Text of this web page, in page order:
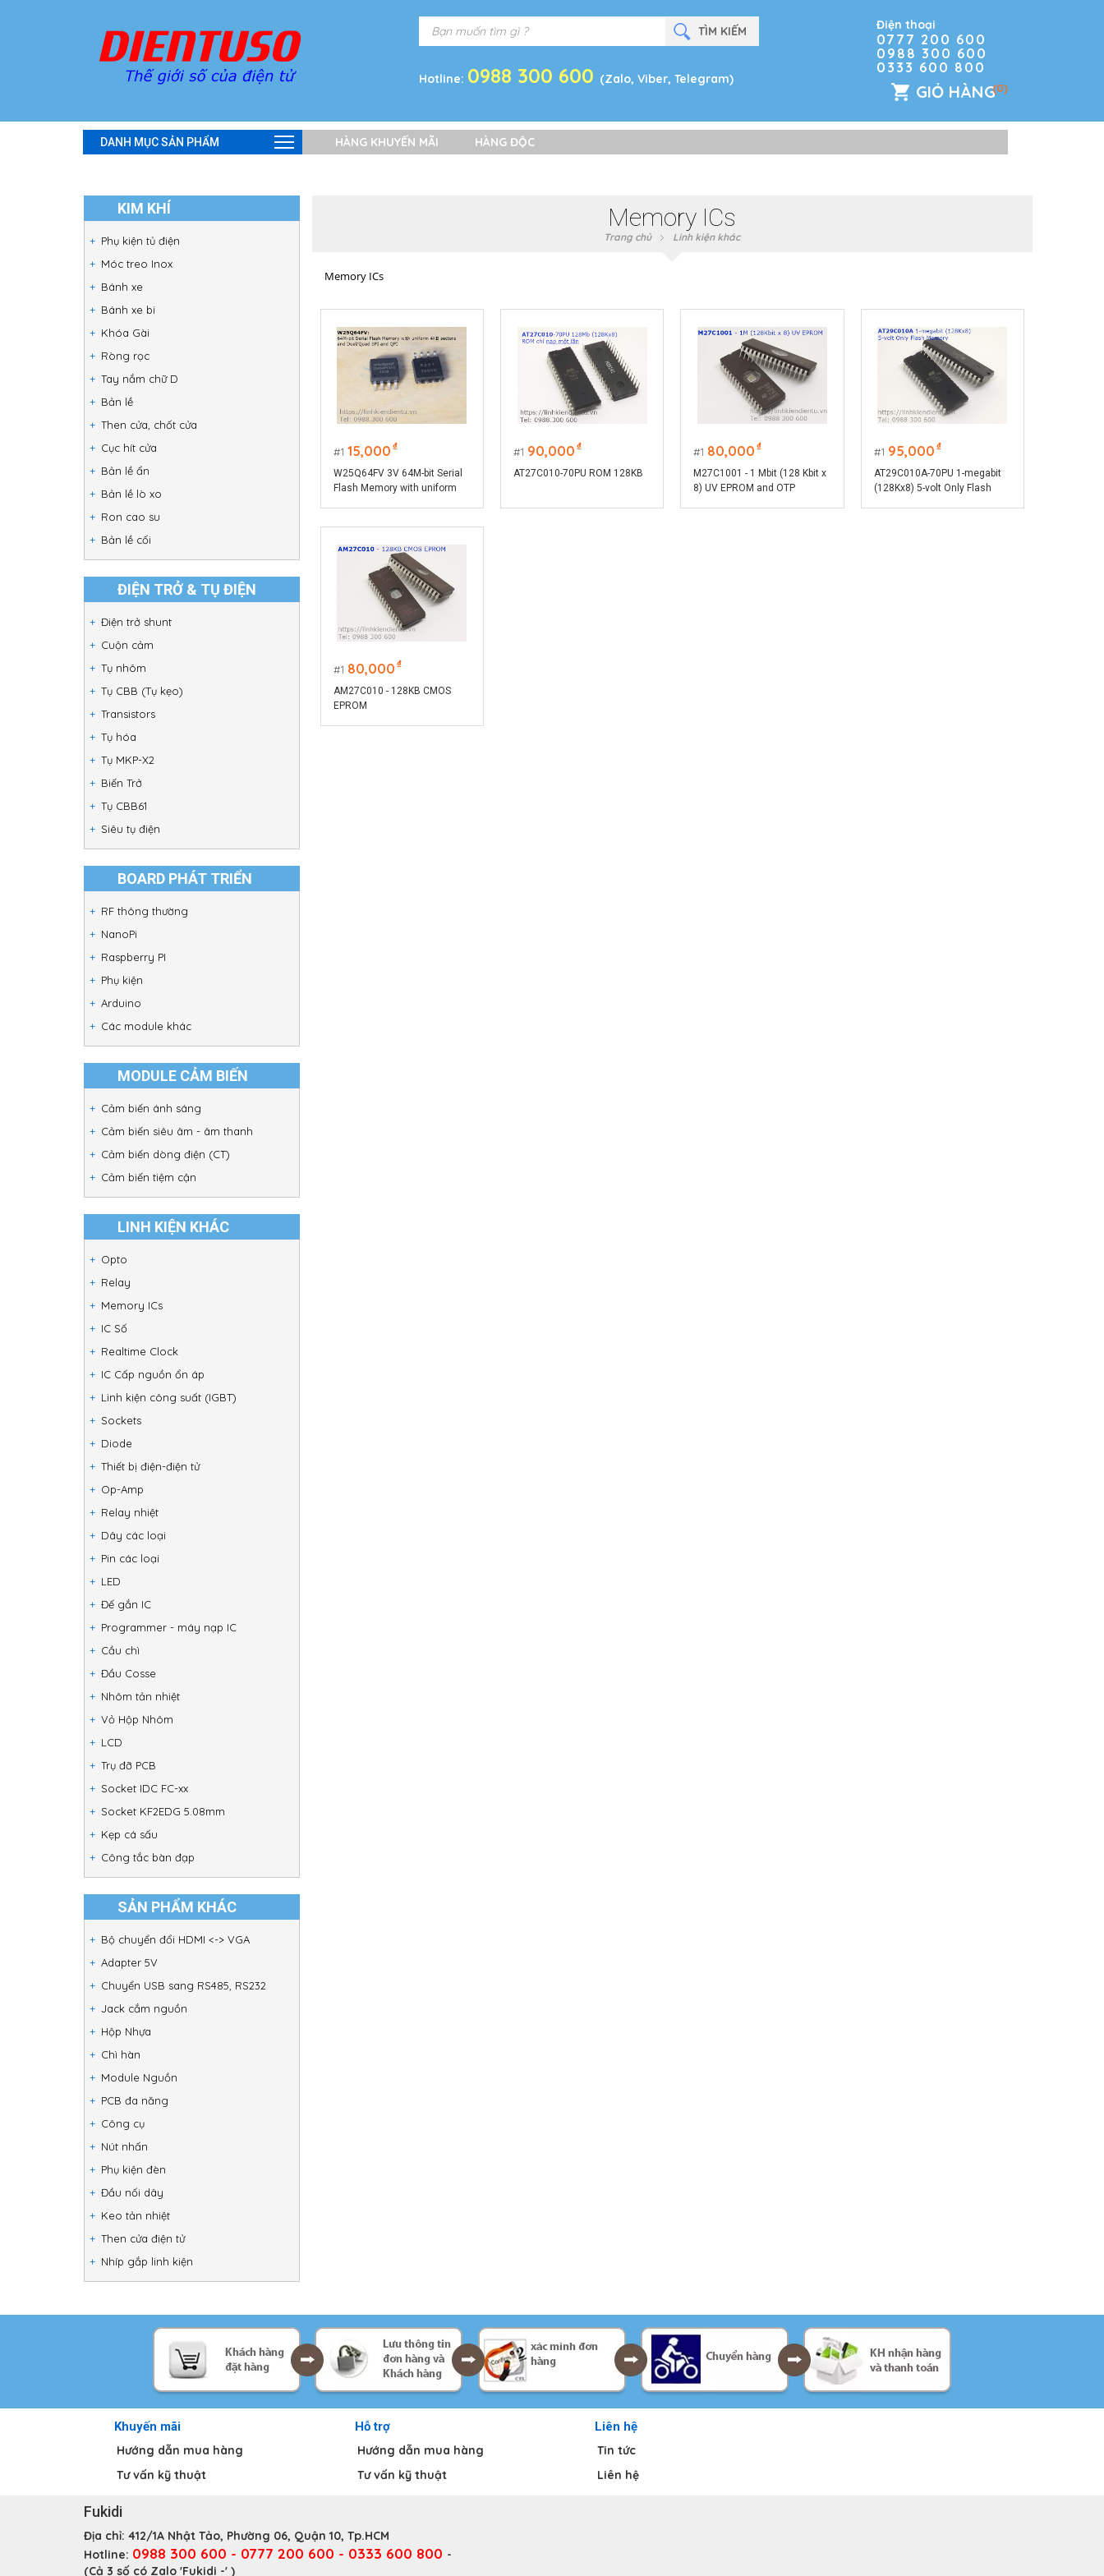
Hotline: 0988 300 600 (Zalo, Viber, Telegram)
Điện thoại
0777 200 600
0988 300 600
0333 600 800
GIỎ HÀNG(0)
DANH MỤC SẢN PHẨM HÀNG KHUYẾN MÃI HÀNG ĐỘC
KIM KHÍ
Phụ kiện tủ điện
Móc treo Inox
Bánh xe
Bánh xe bi
Khóa Gài
Ròng rọc
Tay nắm chữ D
Bản lề
Then cửa, chốt cửa
Cục hít cửa
Bản lề ẩn
Bản lề lò xo
Ron cao su
Bản lề cối
ĐIỆN TRỞ & TỤ ĐIỆN
Điện trở shunt
Cuộn cảm
Tụ nhôm
Tụ CBB (Tụ kẹo)
Transistors
Tụ hóa
Tụ MKP-X2
Biến Trở
Tụ CBB61
Siêu tụ điện
BOARD PHÁT TRIỂN
RF thông thường
NanoPi
Raspberry PI
Phụ kiện
Arduino
Các module khác
MODULE CẢM BIẾN
Cảm biến ánh sáng
Cảm biến siêu âm - âm thanh
Cảm biến dòng điện (CT)
Cảm biến tiệm cận
LINH KIỆN KHÁC
Opto
Relay
Memory ICs
IC Số
Realtime Clock
IC Cấp nguồn ổn áp
Linh kiện công suất (IGBT)
Sockets
Diode
Thiết bị điện-điện tử
Op-Amp
Relay nhiệt
Dây các loại
Pin các loại
LED
Đế gắn IC
Programmer - máy nạp IC
Cầu chì
Đầu Cosse
Nhôm tản nhiệt
Vỏ Hộp Nhôm
LCD
Trụ đỡ PCB
Socket IDC FC-xx
Socket KF2EDG 5.08mm
Kẹp cá sấu
Công tắc bàn đạp
SẢN PHẨM KHÁC
Bộ chuyển đổi HDMI <-> VGA
Adapter 5V
Chuyển USB sang RS485, RS232
Jack cắm nguồn
Hộp Nhựa
Chì hàn
Module Nguồn
PCB đa năng
Công cụ
Nút nhấn
Phụ kiện đèn
Đầu nối dây
Keo tản nhiệt
Then cửa điện tử
Nhíp gắp linh kiện
Memory ICs
Trang chủ Linh kiện khác
Memory ICs
1 15,000 ₫
W25Q64FV 3V 64M-bit Serial
Flash Memory with uniform
1 90,000 ₫
AT27C010-70PU ROM 128KB
1 80,000 ₫
M27C1001 - 1 Mbit (128 Kbit x
8) UV EPROM and OTP
1 95,000 ₫
AT29C010A-70PU 1-megabit
(128Kx8) 5-volt Only Flash
1 80,000 ₫
AM27C010 - 128KB CMOS
EPROM
Khuyến mãi
Hướng dẫn mua hàng
Tư vấn kỹ thuật
Hỗ trợ
Hướng dẫn mua hàng
Tư vấn kỹ thuật
Liên hệ
Tin tức
Liên hệ
Fukidi
Địa chỉ: 412/1A Nhật Tảo, Phường 06, Quận 10, Tp.HCM
Hotline: 0988 300 600 - 0777 200 600 - 0333 600 800 -
(Cả 3 số có Zalo 'Fukidi -' )